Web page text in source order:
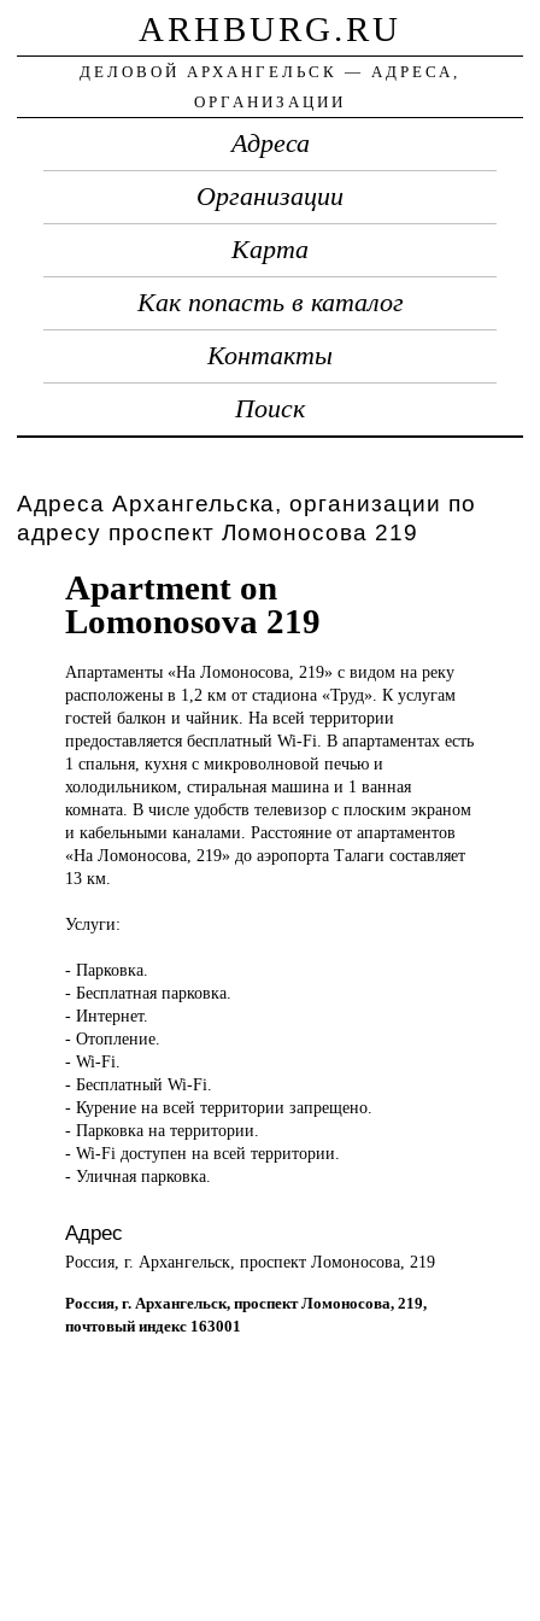
ARHBURG.RU
ДЕЛОВОЙ АРХАНГЕЛЬСК — АДРЕСА,
ОРГАНИЗАЦИИ
Адреса
Организации
Карта
Как попасть в каталог
Контакты
Поиск
Адреса Архангельска, организации по
адресу проспект Ломоносова 219
Apartment on
Lomonosova 219
Апартаменты «НаЛомоносова, 219» с видом на реку
расположены в 1,2 км от стадиона «Труд». К услугам
гостей балкон и чайник. На всей территории
предоставляется бесплатный Wi-Fi. В апартаментах есть
1 спальня, кухня с микроволновой печью и
холодильником, стиральная машина и 1 ванная
комната. В числе удобств телевизор с плоским экраном
и кабельными каналами. Расстояние от апартаментов
«На Ломоносова, 219» до аэропорта Талаги составляет
13 км.
Услуги:
- Парковка.
- Бесплатная парковка.
- Интернет.
- Отопление.
- Wi-Fi.
- Бесплатный Wi-Fi.
- Курение на всей территории запрещено.
- Парковка на территории.
- Wi-Fi доступен на всей территории.
- Уличная парковка.
Адрес
Россия, г. Архангельск, проспект Ломоносова, 219
Россия, г. Архангельск, проспект Ломоносова, 219,
почтовый индекс 163001